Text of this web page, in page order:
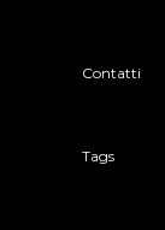
Contatti
Tags